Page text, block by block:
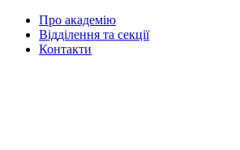
Про академію
Відділення та секції
Контакти